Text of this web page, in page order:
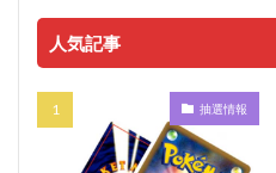
人気記事
抽選情報